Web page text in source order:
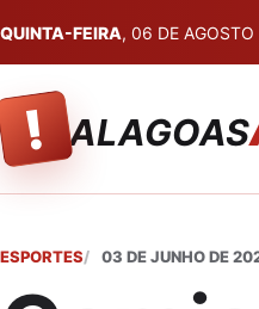
QUINTA-FEIRA, 06 DE
! ALAGOAS
ESPORTES 03 DE JUNHO DE